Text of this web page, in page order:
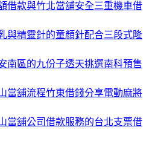
借款與竹北當舖安全三重機車借
與精靈針的童顏針配合三段式隆
南區的九份子透天挑選南科預售
當舖流程竹東借錢分享電動麻將
當舖公司借款服務的台北支票借